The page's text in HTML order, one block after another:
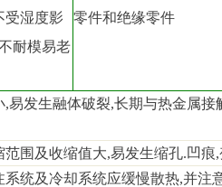
受湿度影
耐模易老
零件和绝缘零件
,易发生融体破裂,长期与热金属接
范围及收缩值大,易发生缩孔.凹痕
系统及冷却系统应缓慢散热,并注